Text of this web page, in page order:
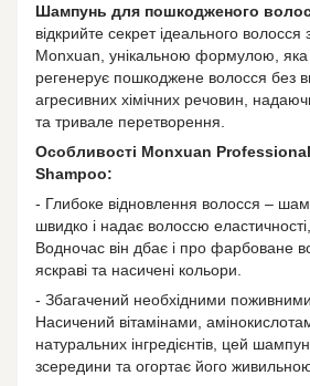
Шампунь для пошкодженого
відкрийте секрет ідеального
Monxuan, унікальною формулою, яка
регенерує пошкоджене волосся без
агресивних хімічних речовин,
та тривале перетворення.
Особливості Monxuan
Shampoo:
- Глибоке відновлення волосся –
швидко і надає волоссю
Водночас він дбає і про фарбоване
яскраві та насичені кольори.
- Збагачений необхідними
Насичений вітамінами,
натуральних інгредієнтів, цей
зсередини та огортає його